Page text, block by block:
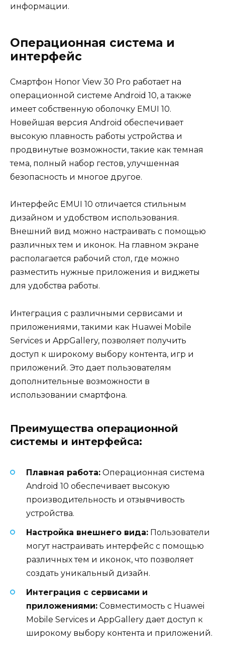
информации.
Операционная система и
интерфейс
Смартфон Honor View 30 Pro работает на
операционной системе Android 10, а также
имеет собственную оболочку EMUI 10.
Новейшая версия Android обеспечивает
высокую плавность работы устройства и
продвинутые возможности, такие как темная
тема, полный набор гестов, улучшенная
безопасность и многое другое.
Интерфейс EMUI 10 отличается стильным
дизайном и удобством использования.
Внешний вид можно настраивать с помощью
различных тем и иконок. На главном экране
располагается рабочий стол, где можно
разместить нужные приложения и виджеты
для удобства работы.
Интеграция с различными сервисами и
приложениями, такими как Huawei Mobile
Services и AppGallery, позволяет получить
доступ к широкому выбору контента, игр и
приложений. Это дает пользователям
дополнительные возможности в
использовании смартфона.
Преимущества операционной
системы и интерфейса:
Плавная работа: Операционная система
Android 10 обеспечивает высокую
производительность и отзывчивость
устройства.
Настройка внешнего вида: Пользователи
могут настраивать интерфейс с помощью
различных тем и иконок, что позволяет
создать уникальный дизайн.
Интеграция с сервисами и
приложениями: Совместимость с Huawei
Mobile Services и AppGallery дает доступ к
широкому выбору контента и приложений.